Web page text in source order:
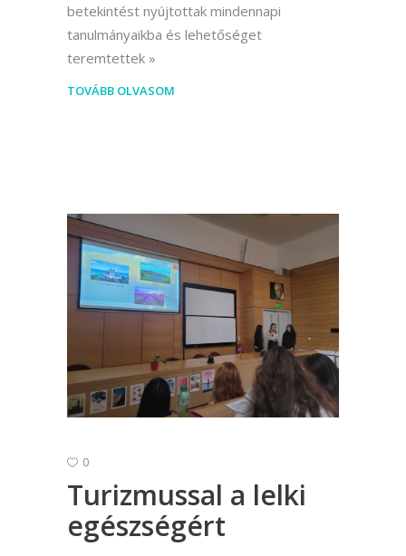
betekintést nyújtottak mindennapi
tanulmányaikba és lehetőséget
teremtettek
TOVÁBB OLVASOM
0
Turizmussal a lelki
egészségért